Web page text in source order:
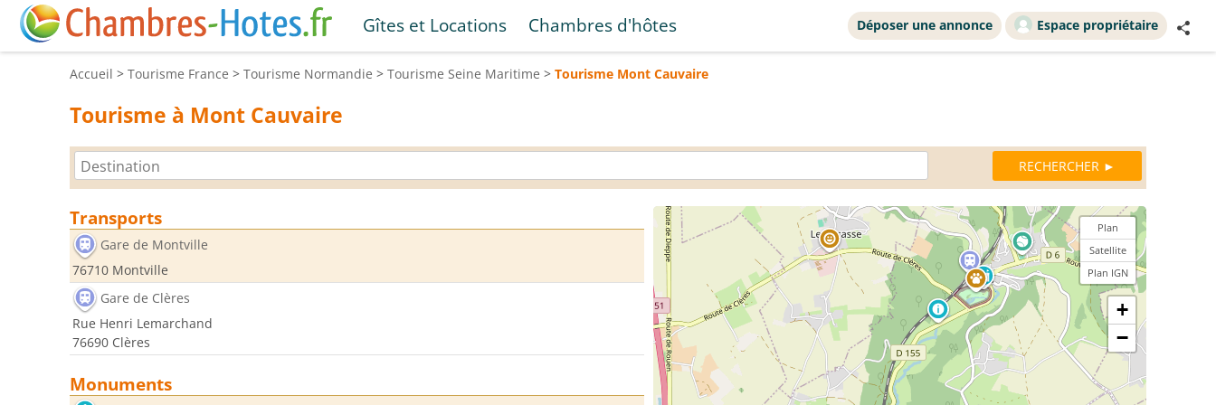
Gîtes et Locations Chambres d'hôtes Déposer une annonce Espace propriétaire
Accueil > Tourisme France > Tourisme Normandie > Tourisme Seine Maritime > Tourisme Mont Cauvaire
Tourisme à Mont Cauvaire
Transports
Gare de Montville
76710 Montville
Gare de Clères
Rue Henri Lemarchand
76690 Clères
Monuments
Plan
Satellite
Plan IGN
+
−